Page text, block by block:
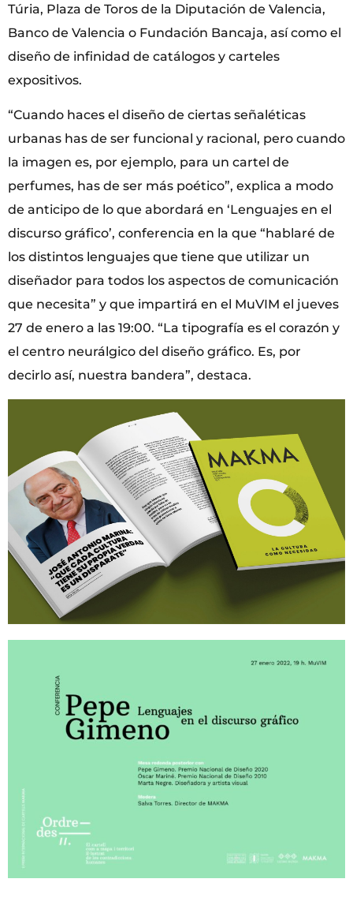
Túria, Plaza de Toros de la Diputación de Valencia,
Banco de Valencia o Fundación Bancaja, así como el
diseño de infinidad de catálogos y carteles
expositivos.
“Cuando haces el diseño de ciertas señaléticas
urbanas has de ser funcional y racional, pero cuando
la imagen es, por ejemplo, para un cartel de
perfumes, has de ser más poético”, explica a modo
de anticipo de lo que abordará en ‘Lenguajes en el
discurso gráfico’, conferencia en la que “hablaré de
los distintos lenguajes que tiene que utilizar un
diseñador para todos los aspectos de comunicación
que necesita” y que impartirá en el MuVIM el jueves
27 de enero a las 19:00. “La tipografía es el corazón y
el centro neurálgico del diseño gráfico. Es, por
decirlo así, nuestra bandera”, destaca.